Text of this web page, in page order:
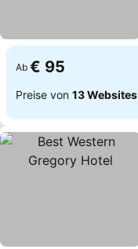
Ab € 95
Preise von 13 Websites